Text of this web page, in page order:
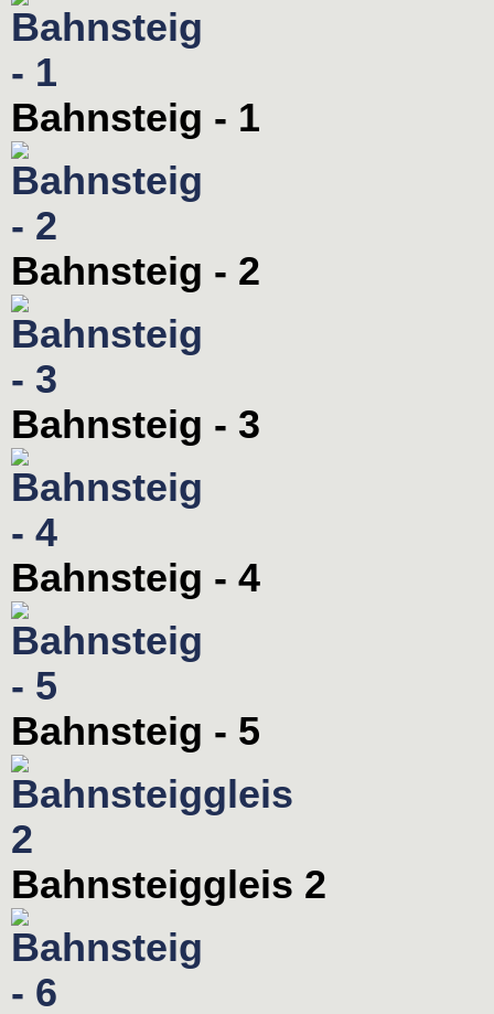
Bahnsteig - 1
Bahnsteig - 2
Bahnsteig - 3
Bahnsteig - 4
Bahnsteig - 5
Bahnsteiggleis 2